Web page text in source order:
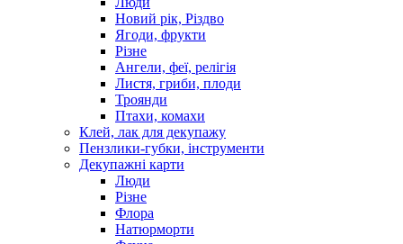
Новий рік, Різдво
Ягоди, фрукти
Різне
Ангели, феї, релігія
Листя, гриби, плоди
Троянди
Птахи, комахи
Клей, лак для декупажу
Пензлики-губки, інструменти
Декупажні карти
Люди
Різне
Флора
Натюрморти